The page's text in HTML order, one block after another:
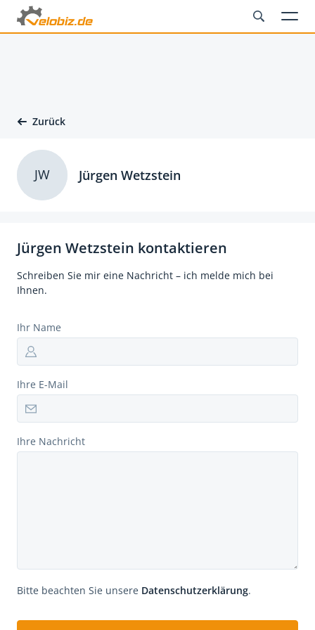
Zurück
Jürgen Wetzstein kontaktieren
Schreiben Sie mir eine Nachricht – ich melde mich bei
Ihnen.
Ihr Name
Ihre E-Mail
Ihre Nachricht
Bitte beachten Sie unsere Datenschutzerklärung.
JW Jürgen Wetzstein